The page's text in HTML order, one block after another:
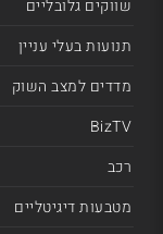
שווקים גלובליים
תנועות בעלי עניין
מדדים למצב השוק
BizTV
רכב
מטבעות דיגיטליים